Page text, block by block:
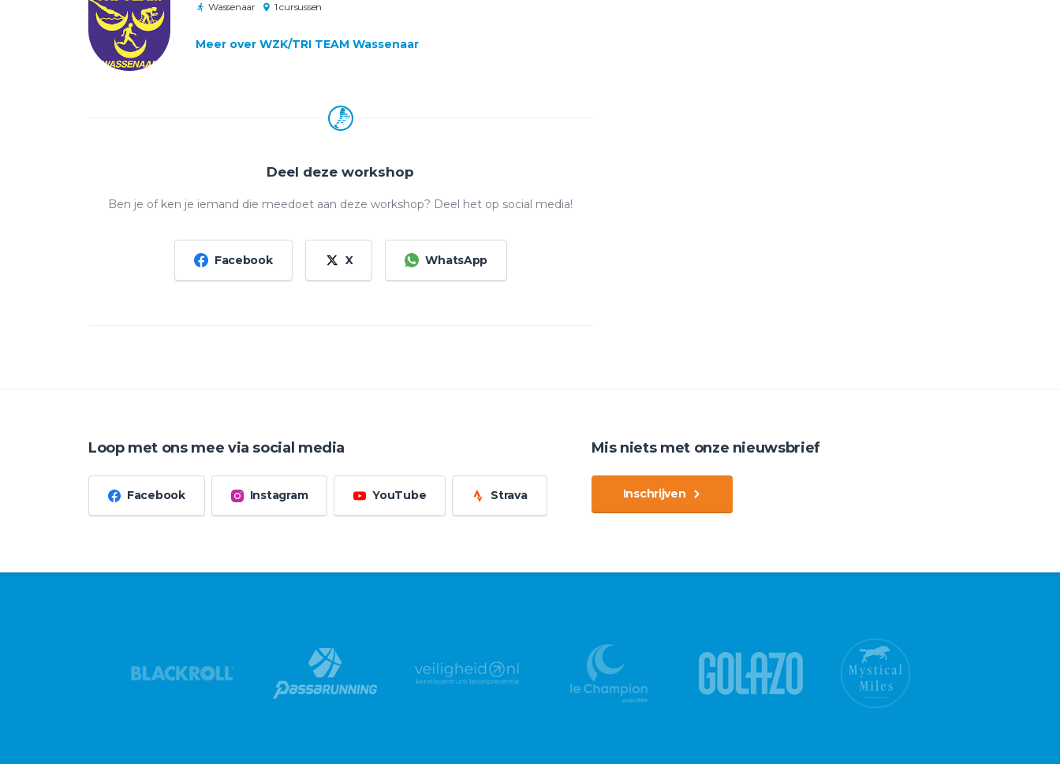
Wassenaar 1 cursussen
Meer over WZK/TRI TEAM Wassenaar
Deel deze workshop
Ben je of ken je iemand die meedoet aan deze workshop? Deel het op social media!
Facebook X WhatsApp
Loop met ons mee via social media
Facebook Instagram YouTube Strava
Mis niets met onze nieuwsbrief
Inschrijven